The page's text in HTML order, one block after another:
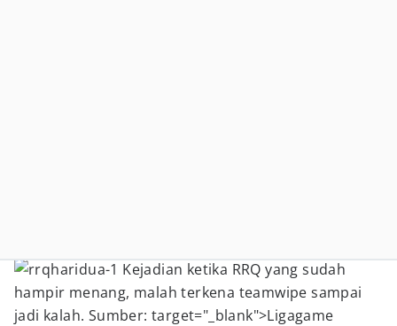
Kejadian ketika RRQ yang sudah
hampir menang, malah terkena teamwipe sampai
jadi kalah. Sumber: target="_blank">Ligagame